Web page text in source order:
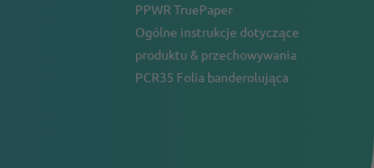
PPWR TruePaper
Ogólne instrukcje dotyczące
produktu & przechowywania
PCR35 Folia banderolująca